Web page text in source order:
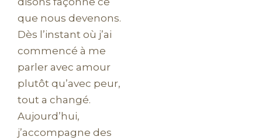
que nous devenons.
Dès l’instant où j’ai
commencé à me
parler avec amour
plutôt qu’avec peur,
tout a changé.
Aujourd’hui,
j’accompagne des